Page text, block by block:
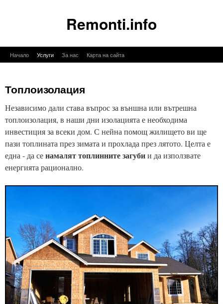
Remonti.info
КъмНачало Услуги За нас Карта на сайта
Топлоизолация
Независимо дали става въпрос за външна или вътрешна
топлоизолация, в наши дни изолацията е необходима
инвестиция за всеки дом. С нейна помощ жилището ви ще
пази топлината през зимата и прохлада през лятото. Целта е
една - да сенамалят топлинните загубии да използвате
енергията рационално.